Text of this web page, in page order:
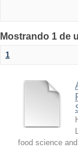
Mostrando 1 de
1
food science